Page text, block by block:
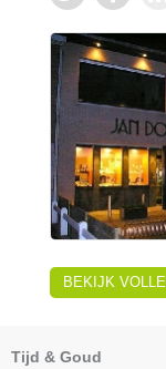
BEKIJK
Tijd & Goud